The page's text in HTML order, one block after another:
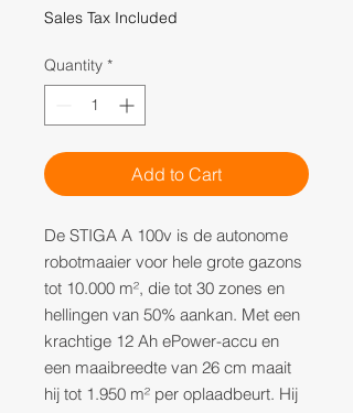
Sales Tax Included
Quantity *
Add to Cart
De STIGA A 100v is de autonome
robotmaaier voor hele grote gazons
tot 10.000 m², die tot 30 zones en
hellingen van 50% aankan. Met een
krachtige 12 Ah ePower-accu en
een maaibreedte van 26 cm maait
hij tot 1.950 m² per oplaadbeurt. Hij